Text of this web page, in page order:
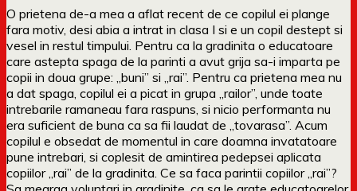
O prietena de-a mea a aflat recent de ce copilul ei plange
fara motiv, desi abia a intrat in clasa I si e un copil destept si
vesel in restul timpului. Pentru ca la gradinita o educatoare
care astepta spaga de la parinti a avut grija sa-i imparta pe
copii in doua grupe: „buni” si „rai”. Pentru ca prietena mea nu
a dat spaga, copilul ei a picat in grupa „railor”, unde toate
intrebarile ramaneau fara raspuns, si nicio performanta nu
era suficient de buna ca sa fii laudat de „tovarasa”. Acum
copilul e obsedat de momentul in care doamna invatatoare
pune intrebari, si coplesit de amintirea pedepsei aplicata
copiilor „rai” de la gradinita. Ce sa faca parintii copiilor „rai”?